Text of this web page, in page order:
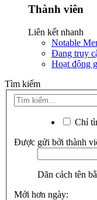
Thành viên
Liên kết nhanh
Notable
Đang truy
Hoạt động
Tìm kiếm
Chỉ
Được gửi bởi thành
Dãn cách tên
Mới hơn ngày: